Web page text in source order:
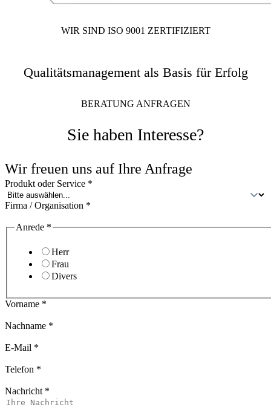
WIR SIND ISO 9001 ZERTIFIZIERT
Qualitätsmanagement als Basis für Erfolg
BERATUNG ANFRAGEN
Sie haben Interesse?
Wir freuen uns auf Ihre Anfrage
Produkt oder Service *
Firma / Organisation *
Anrede *
Herr
Frau
Divers
Vorname *
Nachname *
E-Mail *
Telefon *
Nachricht *